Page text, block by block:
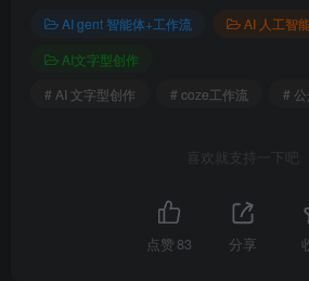
AI gent 智能体+工作流
AI 人工智
AI文字型创作
# AI 文字型创作
# coze工作流 #
喜欢就支持一下吧
点赞 83 分享